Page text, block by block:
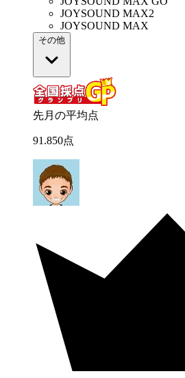
JOYSOUND MAX2
JOYSOUND MAX
その他
先月の平均点
91 .850点